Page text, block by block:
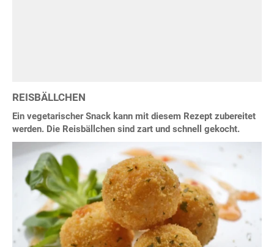
REISBÄLLCHEN
Ein vegetarischer Snack kann mit diesem Rezept zubereitet
werden. Die Reisbällchen sind zart und schnell gekocht.